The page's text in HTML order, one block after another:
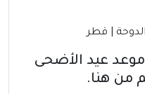
عيد الأضحى
من هنا.